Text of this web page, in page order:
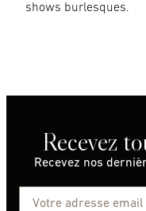
shows burlesques.
Recevez
Recevez nos